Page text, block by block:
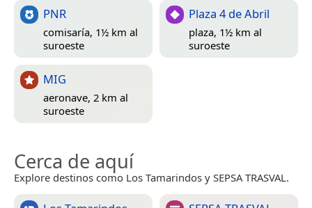
PNR
comisaría, 1½ km al
suroeste
Plaza 4 de Abril
plaza, 1½ km al
suroeste
MIG
aeronave, 2 km al
suroeste
Cerca de aquí
Explore destinos como Los Tamarindos y SEPSA TRASVAL.